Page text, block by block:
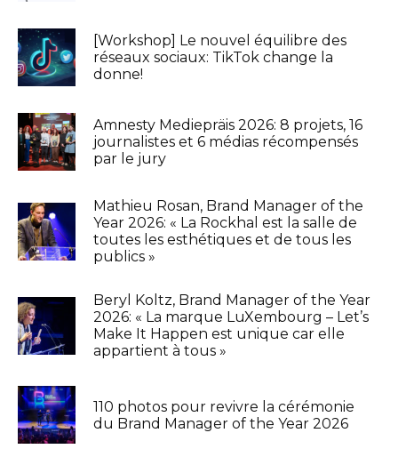
[Workshop] Le nouvel équilibre des
réseaux sociaux: TikTok change la
donne!
Amnesty Mediepräis 2026: 8 projets, 16
journalistes et 6 médias récompensés
par le jury
Mathieu Rosan, Brand Manager of the
Year 2026: « La Rockhal est la salle de
toutes les esthétiques et de tous les
publics »
Beryl Koltz, Brand Manager of the Year
2026: « La marque LuXembourg – Let’s
Make It Happen est unique car elle
appartient à tous »
110 photos pour revivre la cérémonie
du Brand Manager of the Year 2026